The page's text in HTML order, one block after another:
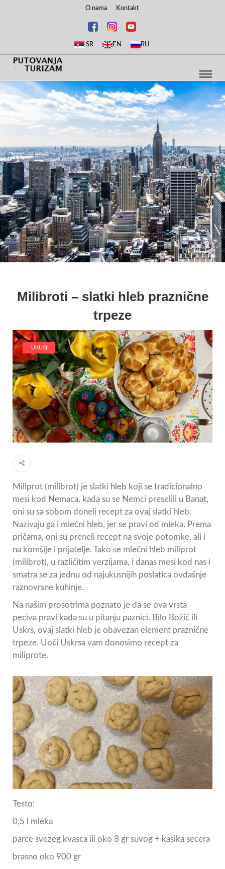
O nama Kontakt
SR EN RU
Milibroti – slatki hleb praznične
trpeze
UKUSI
Miliprot (milibrot) je slatki hleb koji se tradicionalno
mesi kod Nemaca. kada su se Nemci preselili u Banat,
oni su sa sobom doneli recept za ovaj slatki hleb.
Nazivaju ga i mlečni hleb, jer se pravi od mleka. Prema
pričama, oni su preneli recept na svoje potomke, ali i
na komšije i prijatelje. Tako se mlečni hleb miliprot
(milibrot), u različitim verzijama, i danas mesi kod nas i
smatra se za jednu od najukusnijih poslatica ovdašnje
raznovrsne kuhinje.
Na našim prosotrima poznato je da se ova vrsta
peciva pravi kada su u pitanju paznici. Bilo Božič ili
Uskrs, ovaj slatki hleb je obavezan element praznične
trpeze. Uoči Uskrsa vam donosimo recept za
miliprote.
Testo:
0,5 l mleka
parce svezeg kvasca ili oko 8 gr suvog + kasika secera
brasno oko 900 gr